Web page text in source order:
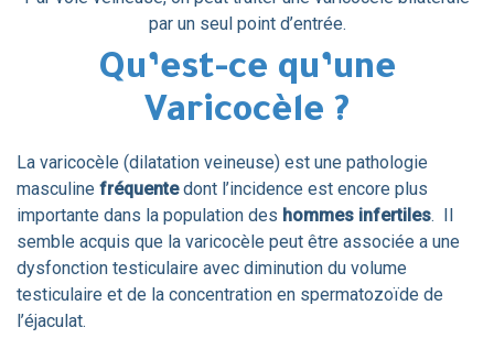
par un seul point d’entrée.
Qu’est-ce qu’une
Varicocèle ?
La varicocèle (dilatation veineuse) est une pathologie
masculine fréquentedont l’incidence est encore plus
importante dans la population des hommes infertiles. Il
semble acquis que la varicocèle peut être associée a une
dysfonction testiculaire avec diminution du volume
testiculaire et de la concentration en spermatozoïde de
l’éjaculat.